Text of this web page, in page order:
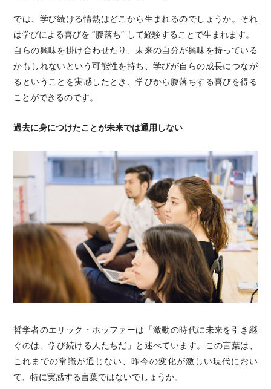
では、学び続ける情熱はどこから生まれるのでしょうか。それ
は学びによる喜びを “腹落ち” して経験することで生まれます。
自らの興味を掛け合わせたり、未来の自分が興味を持っている
かもしれないという可能性を持ち、学びが自らの成長につなが
るということを実感したとき、学びから腹落ちする喜びを得る
ことができるのです。
過去に身につけたことが未来では通用しない
哲学者のエリック・ホッファーは「激動の時代に未来を引き継
ぐのは、学び続ける人たちだ」と述べています。この言葉は、
これまでの常識が通じない、昨今の変化が激しい現代におい
て、特に実感する言葉ではないでしょうか。